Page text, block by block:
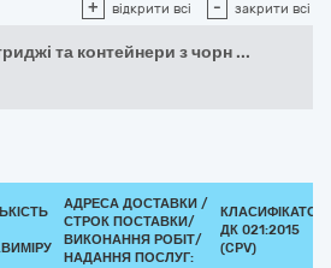
+ відкрити всі - закрити всі
та контейнери з чорн ...
АДРЕСА ДОСТАВКИ /
СТРОК ПОСТАВКИ/
ВИКОНАННЯ РОБІТ/
НАДАННЯ ПОСЛУГ:
КЛАСИФІКАТОР
ДК 021:2015
(CPV)